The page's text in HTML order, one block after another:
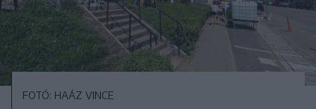
FOTÓ: HAÁZ VINCE